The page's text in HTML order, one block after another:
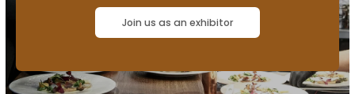
Join us as an exhibitor